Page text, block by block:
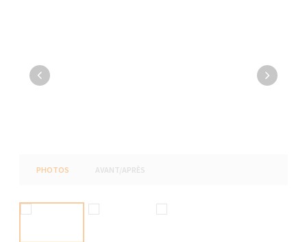
PHOTOS AVANT/APRÈS